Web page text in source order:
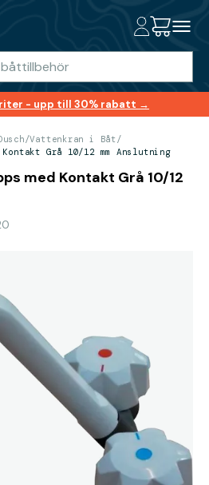
- upp till 30% rabatt →
/Vattenkran i Båt /
Grå 10/12 mm Anslutning
med Kontakt Grå 10/12